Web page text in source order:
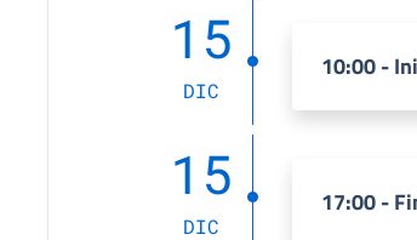
15
DIC
10:00 -
15
DIC
17:00 -